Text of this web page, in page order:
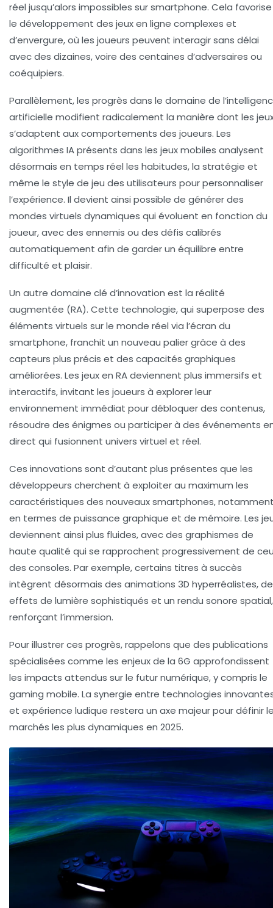
réel jusqu’alors impossibles sur smartphone. Cela favorise
le développement des jeux en ligne complexes et
d’envergure, où les joueurs peuvent interagir sans délai
avec des dizaines, voire des centaines d’adversaires ou
coéquipiers.
Parallèlement, les progrès dans le domaine de
artificielle modifient radicalement la manière dont les
s’adaptent aux comportements des joueurs. Les
algorithmes IA présents dans les jeux mobiles analysent
désormais en temps réel les habitudes, la stratégie et
même le style de jeu des utilisateurs pour personnaliser
l’expérience. Il devient ainsi possible de générer des
mondes virtuels dynamiques qui évoluent en fonction du
joueur, avec des ennemis ou des défis calibrés
automatiquement afin de garder un équilibre entre
difficulté et plaisir.
Un autre domaine clé d’innovation est la réalité
augmentée (RA). Cette technologie, qui superpose des
éléments virtuels sur le monde réel via l’écran du
smartphone, franchit un nouveau palier grâce à des
capteurs plus précis et des capacités graphiques
améliorées. Les jeux en RA deviennent plus immersifs et
interactifs, invitant les joueurs à explorer leur
environnement immédiat pour débloquer des contenus,
résoudre des énigmes ou participer à des événements
direct qui fusionnent univers virtuel et réel.
Ces innovations sont d’autant plus présentes que les
développeurs cherchent à exploiter au maximum les
caractéristiques des nouveaux smartphones,
en termes de puissance graphique et de mémoire. Les
deviennent ainsi plus fluides, avec des graphismes de
haute qualité qui se rapprochent progressivement de
des consoles. Par exemple, certains titres à succès
intègrent désormais des animations 3D hyperréalistes,
effets de lumière sophistiqués et un rendu sonore spatial,
renforçant l’immersion.
Pour illustrer ces progrès, rappelons que des publications
spécialisées comme les enjeux de la 6G approfondissent
les impacts attendus sur le futur numérique, y compris le
gaming mobile. La synergie entre technologies
et expérience ludique restera un axe majeur pour définir
marchés les plus dynamiques en 2025.